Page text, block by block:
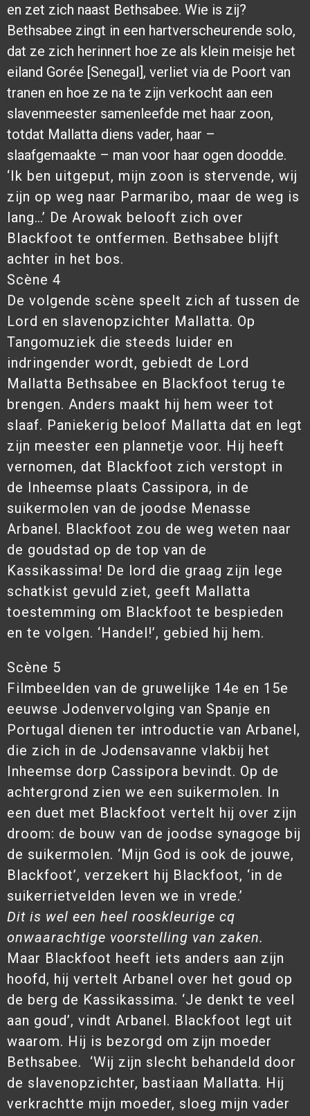
en zet zich naast Bethsabee. Wie is zij?
Bethsabee zingt in een hartverscheurende solo,
dat ze zich herinnert hoe ze als klein meisje het
eiland Gorée [Senegal], verliet via de Poort van
tranen en hoe ze na te zijn verkocht aan een
slavenmeester samenleefde met haar zoon,
totdat Mallatta diens vader, haar –
slaafgemaakte – man voor haar ogen doodde.
‘Ik ben uitgeput, mijn zoon is stervende, wij
zijn op weg naar Parmaribo, maar de weg is
lang…’ De Arowak belooft zich over
Blackfoot te ontfermen. Bethsabee blijft
achter in het bos.
Scène 4
De volgende scène speelt zich af tussen de
Lord en slavenopzichter Mallatta. Op
Tangomuziek die steeds luider en
indringender wordt, gebiedt de Lord
Mallatta Bethsabee en Blackfoot terug te
brengen. Anders maakt hij hem weer tot
slaaf. Paniekerig beloof Mallatta dat en legt
zijn meester een plannetje voor. Hij heeft
vernomen, dat Blackfoot zich verstopt in
de Inheemse plaats Cassipora, in de
suikermolen van de joodse Menasse
Arbanel. Blackfoot zou de weg weten naar
de goudstad op de top van de
Kassikassima! De lord die graag zijn lege
schatkist gevuld ziet, geeft Mallatta
toestemming om Blackfoot te bespieden
en te volgen. ‘Handel!’, gebied hij hem.
Scène 5
Filmbeelden van de gruwelijke 14e en 15e
eeuwse Jodenvervolging van Spanje en
Portugal dienen ter introductie van Arbanel,
die zich in de Jodensavanne vlakbij het
Inheemse dorp Cassipora bevindt. Op de
achtergrond zien we een suikermolen. In
een duet met Blackfoot vertelt hij over zijn
droom: de bouw van de joodse synagoge bij
de suikermolen. ‘Mijn God is ook de jouwe,
Blackfoot’, verzekert hij Blackfoot, ‘in de
suikerrietvelden leven we in vrede.’
Dit is wel een heel rooskleurige cq
onwaarachtige voorstelling van zaken.
Maar Blackfoot heeft iets anders aan zijn
hoofd, hij vertelt Arbanel over het goud op
de berg de Kassikassima. ‘Je denkt te veel
aan goud’, vindt Arbanel. Blackfoot legt uit
waarom. Hij is bezorgd om zijn moeder
Bethsabee. ‘Wij zijn slecht behandeld door
de slavenopzichter, bastiaan Mallatta. Hij
verkrachtte mijn moeder, sloeg mijn vader